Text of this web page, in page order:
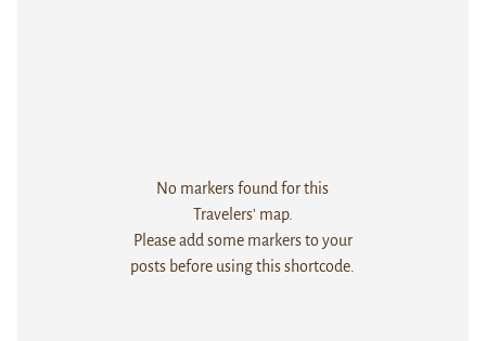
No markers found for this
Travelers' map.
Please add some markers to your
posts before using this shortcode.